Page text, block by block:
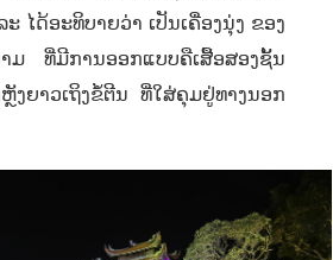
ະ ໄດ້ອະທິບາຍວ່າ ເປັນເຄື່ອງນຸ່ງ ຂອງ
ທີ່ມີການອອກແບບຄືເສື້ອສອງຊັ້ນ
ງຍາວເຖິງຂໍ້ຕີນ ທີ່ໃສ່ຄຸມຢູ່ທາງນອກ